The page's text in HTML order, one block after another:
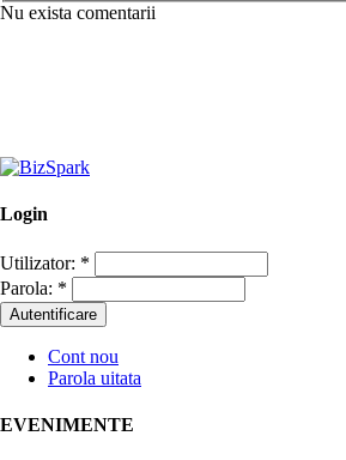
Nu exista comentarii
Login
Utilizator: *
Parola: *
Cont nou
Parola uitata
EVENIMENTE